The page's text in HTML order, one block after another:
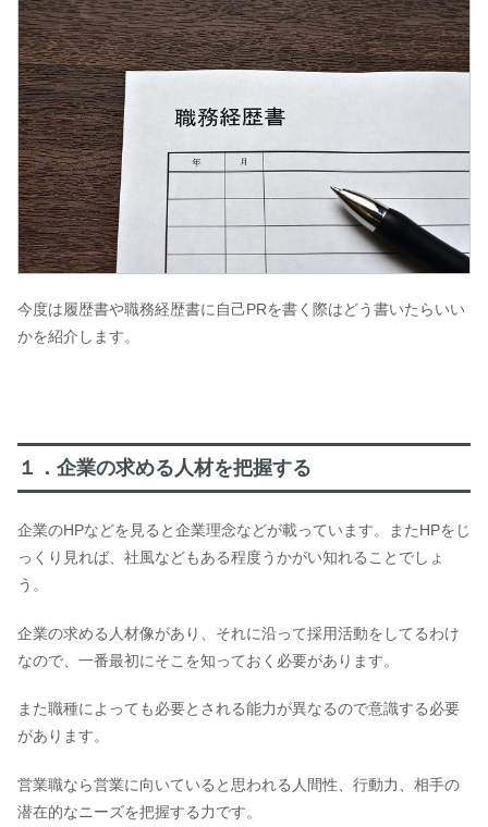
今度は履歴書や職務経歴書に自己PRを書く際はどう書いたらいい
かを紹介します。
１．企業の求める人材を把握する
企業のHPなどを見ると企業理念などが載っています。またHPをじ
っくり見れば、社風などもある程度うかがい知れることでしょ
う。
企業の求める人材像があり、それに沿って採用活動をしてるわけ
なので、一番最初にそこを知っておく必要があります。
また職種によっても必要とされる能力が異なるので意識する必要
があります。
営業職なら営業に向いていると思われる人間性、行動力、相手の
潜在的なニーズを把握する力です。